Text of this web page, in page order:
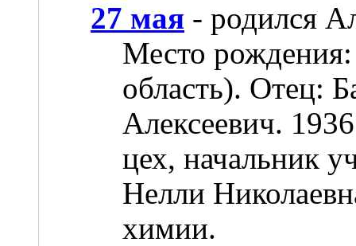
27 мая - родился
Место рождения:
область). Отец:
Алексеевич.
цех, начальник
Нелли
химии.